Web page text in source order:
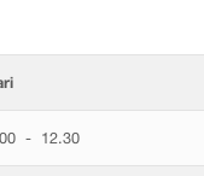
- 12.30